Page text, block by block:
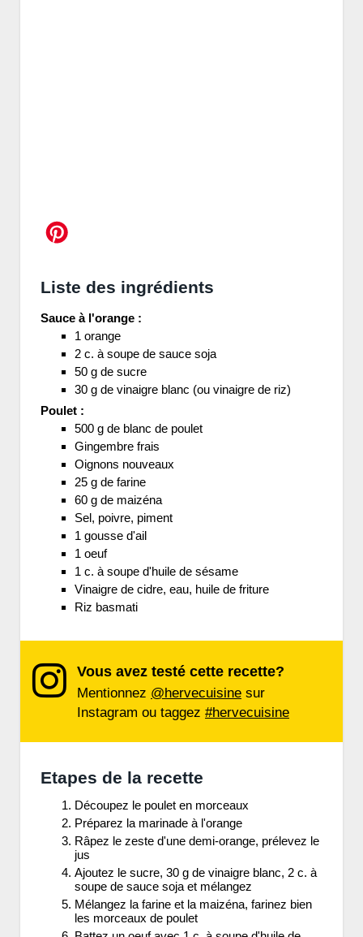
Liste des ingrédients
Sauce à l'orange :
1 orange
2 c. à soupe de sauce soja
50 g de sucre
30 g de vinaigre blanc (ou vinaigre de riz)
Poulet :
500 g de blanc de poulet
Gingembre frais
Oignons nouveaux
25 g de farine
60 g de maizéna
Sel, poivre, piment
1 gousse d'ail
1 oeuf
1 c. à soupe d'huile de sésame
Vinaigre de cidre, eau, huile de friture
Riz basmati
Vous avez testé cette recette?
Mentionnez @hervecuisine sur
Instagram ou taggez #hervecuisine
Etapes de la recette
Découpez le poulet en morceaux
Préparez la marinade à l'orange
Râpez le zeste d'une demi-orange, prélevez le
jus
Ajoutez le sucre, 30 g de vinaigre blanc, 2 c. à
soupe de sauce soja et mélangez
Mélangez la farine et la maizéna, farinez bien
les morceaux de poulet